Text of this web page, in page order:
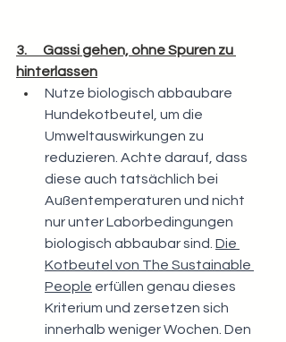
3.      Gassi gehen, ohne Spuren zu
hinterlassen
Nutze biologisch abbaubare
Hundekotbeutel, um die
Umweltauswirkungen zu
reduzieren. Achte darauf, dass
diese auch tatsächlich bei
Außentemperaturen und nicht
nur unter Laborbedingungen
biologisch abbaubar sind. Die
Kotbeutel von The Sustainable
People erfüllen genau dieses
Kriterium und zersetzen sich
innerhalb weniger Wochen. Den